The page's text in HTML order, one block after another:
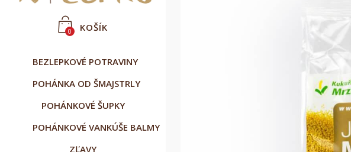
KOŠÍK
0
BEZLEPKOVÉ POTRAVINY
POHÁNKA OD ŠMAJSTRLY
POHÁNKOVÉ ŠUPKY
POHÁNKOVÉ VANKÚŠE BALMY
ZĽAVY